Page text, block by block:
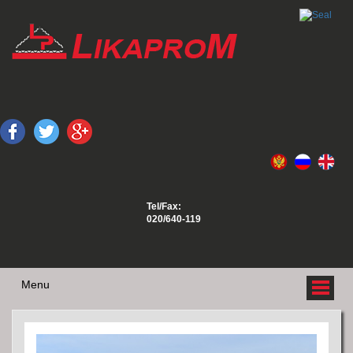
Tel/Fax:
020/640-119
Menu